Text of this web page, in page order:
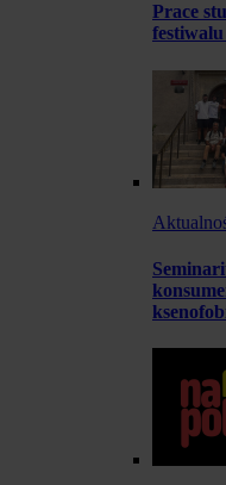
Prace